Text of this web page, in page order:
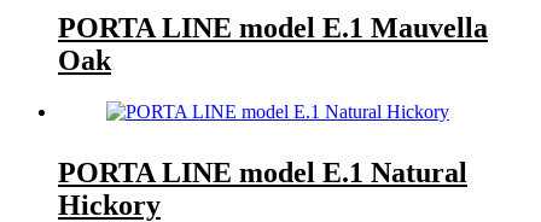
PORTA LINE model E.1 Mauvella
Oak
PORTA LINE model E.1 Natural
Hickory